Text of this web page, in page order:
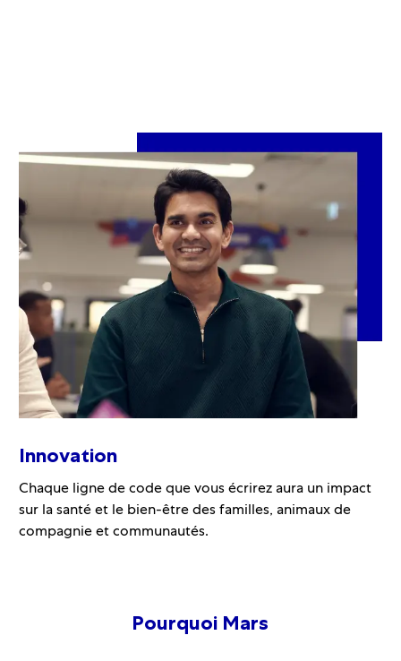
Innovation
Chaque ligne de code que vous écrirez aura un impact
sur la santé et le bien-être des familles, animaux de
compagnie et communautés.
Pourquoi Mars